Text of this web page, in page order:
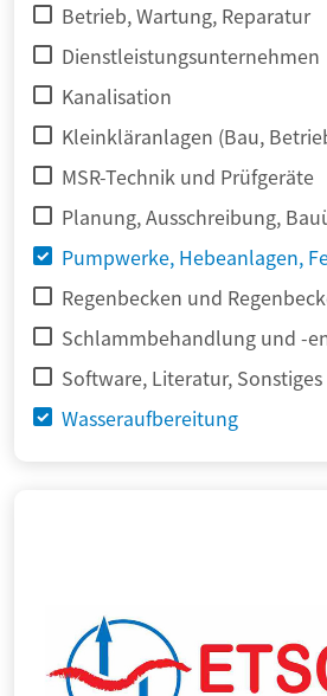
Betrieb, Wartung, Reparatur
Dienstleistungsunternehmen
Kanalisation
Kleinkläranlagen (Bau,
MSR-Technik und Prüfgeräte
Planung, Ausschreibung,
Pumpwerke, Hebeanlagen,
Regenbecken und
Schlammbehandlung und -
Software, Literatur, Sonstiges
Wasseraufbereitung